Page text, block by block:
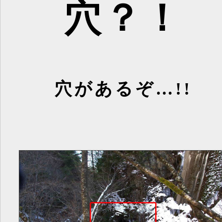
穴？！
穴があるぞ…!!